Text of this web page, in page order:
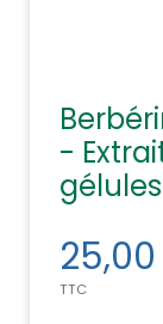
-
gélules
TTC